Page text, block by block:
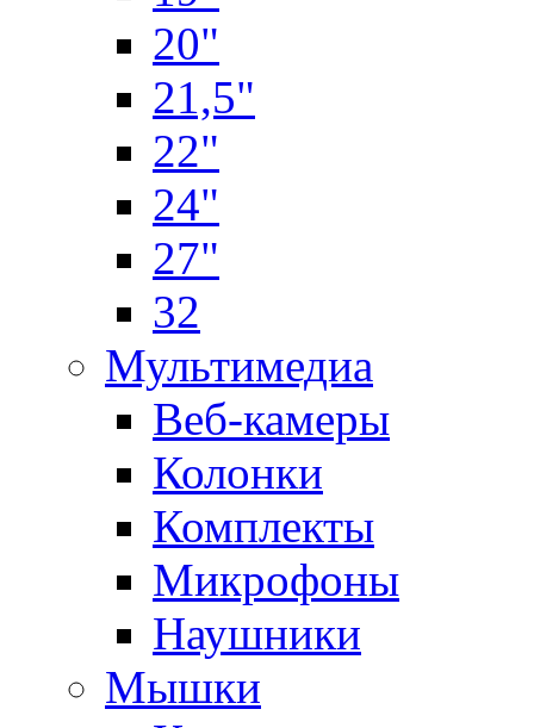
20"
21,5"
22"
24"
27"
32
Мультимедиа
Веб-камеры
Колонки
Комплекты
Микрофоны
Наушники
Мышки